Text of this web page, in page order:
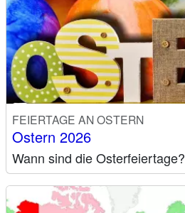
FEIERTAGE AN OSTERN
Ostern 2026
Wann sind die Osterfeiertage?